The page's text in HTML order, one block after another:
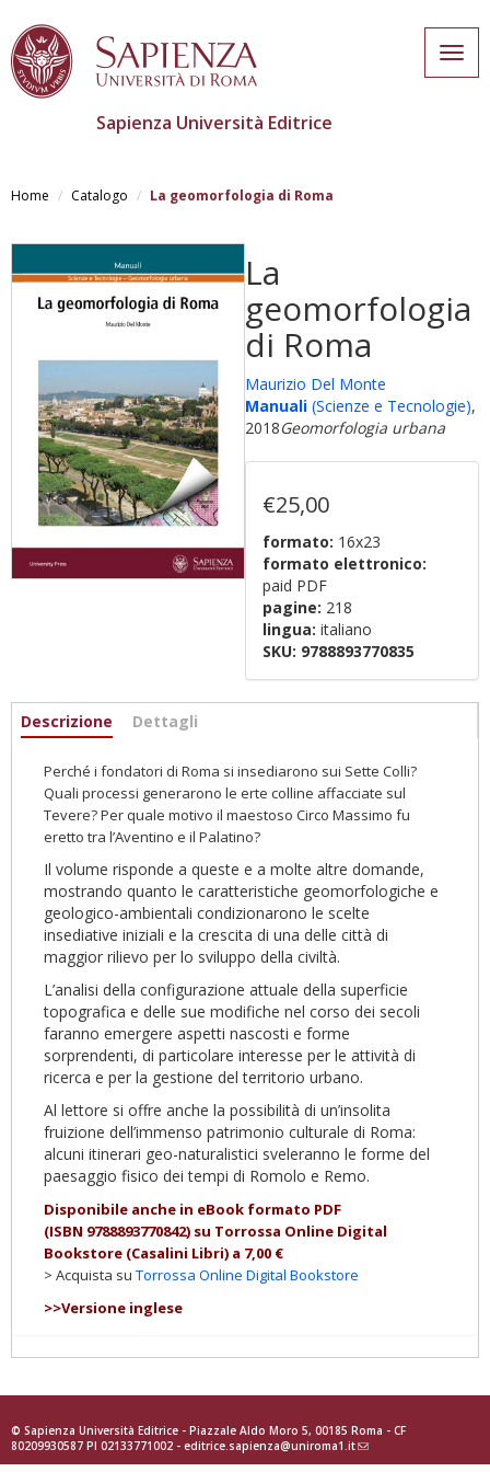
main
Sapienza Università Editrice
Home Catalogo La geomorfologia di Roma
La
geomorfologia
di Roma
Maurizio Del Monte
Manuali (Scienze e Tecnologie),
2018Geomorfologia urbana
€25,00
formato: 16x23
formato elettronico:
paid PDF
pagine: 218
lingua: italiano
SKU: 9788893770835
Informazioni
Descrizione (active
Dettagli
Perché i fondatori di Roma si insediarono sui Sette Colli?
Quali processi generarono le erte colline affacciate sul
Tevere? Per quale motivo il maestoso Circo Massimo fu
eretto tra l’Aventino e il Palatino?
Il volume risponde a queste e a molte altre domande,
mostrando quanto le caratteristiche geomorfologiche e
geologico-ambientali condizionarono le scelte
insediative iniziali e la crescita di una delle città di
maggior rilievo per lo sviluppo della civiltà.
L’analisi della configurazione attuale della superficie
topografica e delle sue modifiche nel corso dei secoli
faranno emergere aspetti nascosti e forme
sorprendenti, di particolare interesse per le attività di
ricerca e per la gestione del territorio urbano.
Al lettore si offre anche la possibilità di un’insolita
fruizione dell’immenso patrimonio culturale di Roma:
alcuni itinerari geo-naturalistici sveleranno le forme del
paesaggio fisico dei tempi di Romolo e Remo.
Disponibile anche in eBook formato PDF
(ISBN 9788893770842) su Torrossa Online Digital
Bookstore (Casalini Libri) a 7,00 €
> Acquista su Torrossa Online Digital Bookstore
>>Versione inglese
© Sapienza Università Editrice - Piazzale Aldo Moro 5, 00185 Roma - CF
80209930587 PI 02133771002 - editrice.sapienza@uniroma1.it(link
sends